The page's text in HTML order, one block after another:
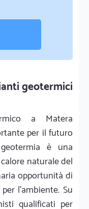
geotermici
a Matera
per il futuro
è una
naturale del
opportunità di
l'ambiente. Su
qualificati per